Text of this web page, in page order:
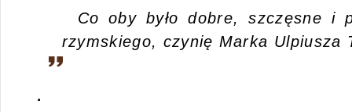
Co oby było dobre, szczęsne i
rzymskiego, czynię Marka Ulpiusza
.